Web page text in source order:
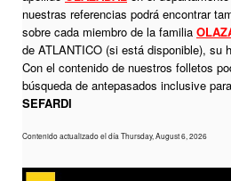
nuestras referencias podrá encontrar
sobre cada miembro de la familia
de ATLANTICO (si está disponible), su
Con el contenido de nuestros folletos
búsqueda de antepasados inclusive
SEFARDI
Contenido actualizado el día Thursday, August 6, 2026